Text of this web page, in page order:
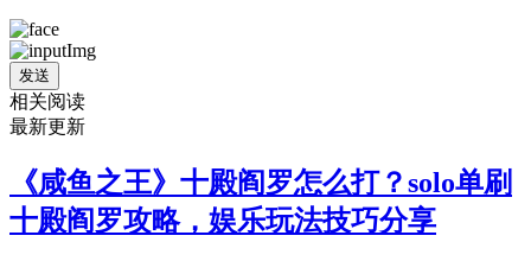
发送
相关阅读
最新更新
《咸鱼之王》十殿阎罗怎么打？solo单刷
十殿阎罗攻略，娱乐玩法技巧分享